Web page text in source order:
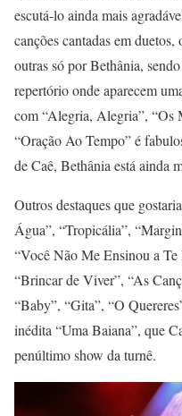
escutá-lo ainda mais
canções cantadas em
outras só por Bethânia,
repertório onde aparecem
com “Alegria, Alegria”, “Os
“Oração Ao Tempo” é
de Caê, Bethânia está ainda
Outros destaques que
Água”, “Tropicália”,
“Você Não Me Ensinou a
“Brincar de Viver”, “As
“Baby”, “Gita”, “O
inédita “Uma Baiana”, que
penúltimo show da turnê.